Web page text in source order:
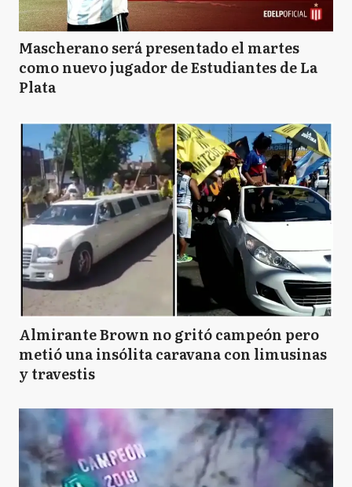
Mascherano será presentado el martes
como nuevo jugador de Estudiantes de La
Plata
Almirante Brown no gritó campeón pero
metió una insólita caravana con limusinas
y travestis